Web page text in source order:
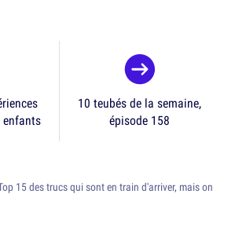
enfants
10 teubés de la semaine,
épisode 158
15 des trucs qui sont en train d'arriver, mais on